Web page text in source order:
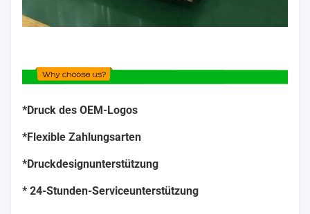
*Druck des OEM-Logos
*Flexible Zahlungsarten
*Druckdesignunterstützung
* 24-Stunden-Serviceunterstützung